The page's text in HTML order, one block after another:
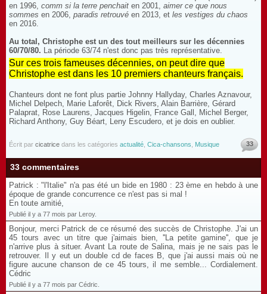
en 1996, comm si la terre penchait en 2001, aimer ce que nous
sommes en 2006, paradis retrouvé en 2013, et les vestiges du chaos
en 2016.
Au total, Christophe est un des tout meilleurs sur les décennies
60/70/80. La période 63/74 n'est donc pas très représentative.
Sur ces trois fameuses décennies, on peut dire que
Christophe est dans les 10 premiers chanteurs français.
Chanteurs dont ne font plus partie Johnny Hallyday, Charles Aznavour,
Michel Delpech, Marie Laforêt, Dick Rivers, Alain Barrière, Gérard
Palaprat, Rose Laurens, Jacques Higelin, France Gall, Michel Berger,
Richard Anthony, Guy Béart, Leny Escudero, et je dois en oublier.
Écrit par cicatrice dans les catégories actualité Cica-chansons Musique 33
33 commentaires
Patrick : "l'Italie" n'a pas été un bide en 1980 : 23 ème en hebdo à une
époque de grande concurrence ce n'est pas si mal !
En toute amitié,
Publié il y a 77 mois par Leroy.
Bonjour, merci Patrick de ce résumé des succès de Christophe. J'ai un
45 tours avec un titre que j'aimais bien, ''La petite gamine'', que je
n'arrive plus à situer. Avant La route de Salina, mais je ne sais pas le
retrouver. Il y eut un double cd de faces B, que j'ai aussi mais où ne
figure aucune chanson de ce 45 tours, il me semble... Cordialement.
Cédric
Publié il y a 77 mois par Cédric.